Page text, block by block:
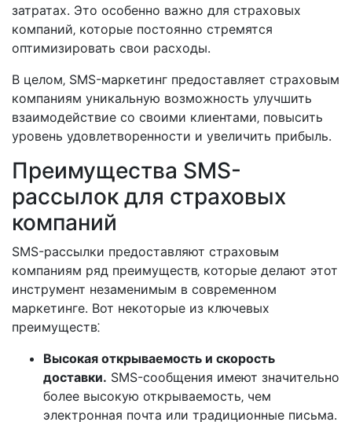
затратах. Это особенно важно для страховых
компаний‚ которые постоянно стремятся
оптимизировать свои расходы.
В целом‚ SMS-маркетинг предоставляет страховым
компаниям уникальную возможность улучшить
взаимодействие со своими клиентами‚ повысить
уровень удовлетворенности и увеличить прибыль.
Преимущества SMS-
рассылок для страховых
компаний
SMS-рассылки предоставляют страховым
компаниям ряд преимуществ‚ которые делают этот
инструмент незаменимым в современном
маркетинге. Вот некоторые из ключевых
преимуществ⁚
Высокая открываемость и скорость
доставки. SMS-сообщения имеют значительно
более высокую открываемость‚ чем
электронная почта или традиционные письма.